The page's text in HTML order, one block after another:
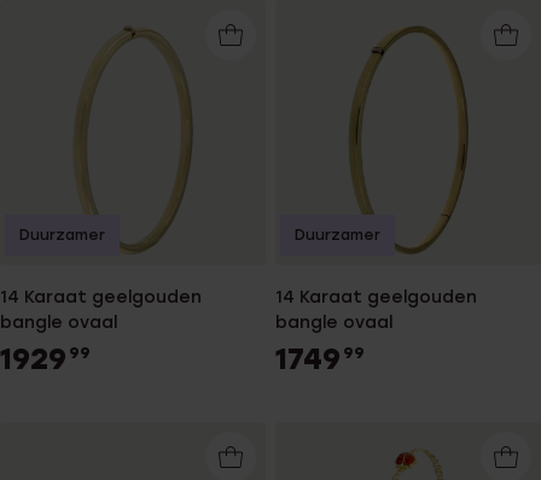
14 Karaat geelgouden
bangle ovaal
1929 99
Duurzamer
14 Karaat geelgouden
bangle ovaal
1749 99
Duurzamer